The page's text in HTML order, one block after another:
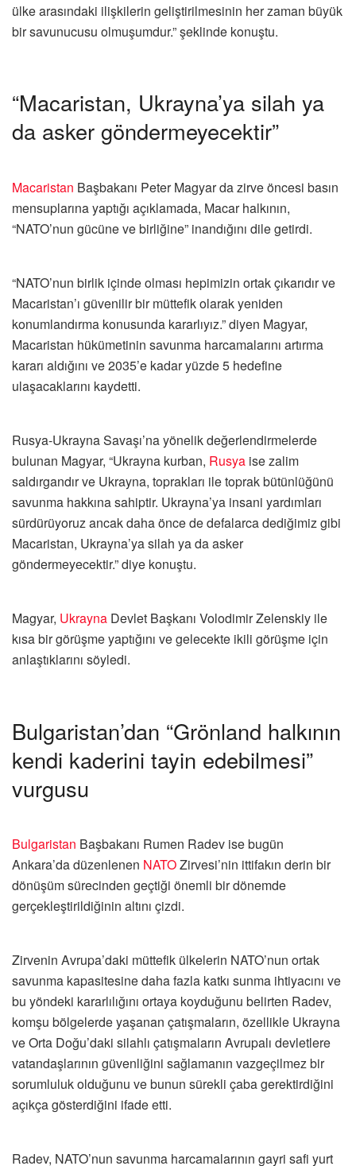
ülke arasındaki ilişkilerin geliştirilmesinin her zaman büyük
bir savunucusu olmuşumdur.” şeklinde konuştu.
“Macaristan, Ukrayna’ya silah ya
da asker göndermeyecektir”
Macaristan Başbakanı Peter Magyar da zirve öncesi basın
mensuplarına yaptığı açıklamada, Macar halkının,
“NATO’nun gücüne ve birliğine” inandığını dile getirdi.
“NATO’nun birlik içinde olması hepimizin ortak çıkarıdır ve
Macaristan’ı güvenilir bir müttefik olarak yeniden
konumlandırma konusunda kararlıyız.” diyen Magyar,
Macaristan hükümetinin savunma harcamalarını artırma
kararı aldığını ve 2035’e kadar yüzde 5 hedefine
ulaşacaklarını kaydetti.
Rusya-Ukrayna Savaşı’na yönelik değerlendirmelerde
bulunan Magyar, “Ukrayna kurban, Rusya ise zalim
saldırgandır ve Ukrayna, toprakları ile toprak bütünlüğünü
savunma hakkına sahiptir. Ukrayna’ya insani yardımları
sürdürüyoruz ancak daha önce de defalarca dediğimiz gibi
Macaristan, Ukrayna’ya silah ya da asker
göndermeyecektir.” diye konuştu.
Magyar, Ukrayna Devlet Başkanı Volodimir Zelenskiy ile
kısa bir görüşme yaptığını ve gelecekte ikili görüşme için
anlaştıklarını söyledi.
Bulgaristan’dan “Grönland halkının
kendi kaderini tayin edebilmesi”
vurgusu
Bulgaristan Başbakanı Rumen Radev ise bugün
Ankara’da düzenlenen NATOZirvesi’nin ittifakın derin bir
dönüşüm sürecinden geçtiği önemli bir dönemde
gerçekleştirildiğinin altını çizdi.
Zirvenin Avrupa’daki müttefik ülkelerin NATO’nun ortak
savunma kapasitesine daha fazla katkı sunma ihtiyacını ve
bu yöndeki kararlılığını ortaya koyduğunu belirten Radev,
komşu bölgelerde yaşanan çatışmaların, özellikle Ukrayna
ve Orta Doğu’daki silahlı çatışmaların Avrupalı devletlere
vatandaşlarının güvenliğini sağlamanın vazgeçilmez bir
sorumluluk olduğunu ve bunun sürekli çaba gerektirdiğini
açıkça gösterdiğini ifade etti.
Radev, NATO’nun savunma harcamalarının gayri safi yurt